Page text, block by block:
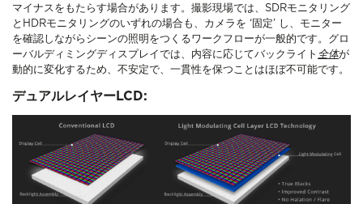
マイナスをもたらす場合があります。撮影現場では、SDRモニタリング
とHDRモニタリングのいずれの場合も、カメラを ‘固定’ し、モニター
を確認しながらシーンの照明をつくるワークフローが一般的です。グロ
ーバルディミングディスプレイでは、内容に応じてバックライト 全体が
動的に変化するため、不安定で、一貫性を保つことはほぼ不可能です。
デュアルレイヤーLCD: